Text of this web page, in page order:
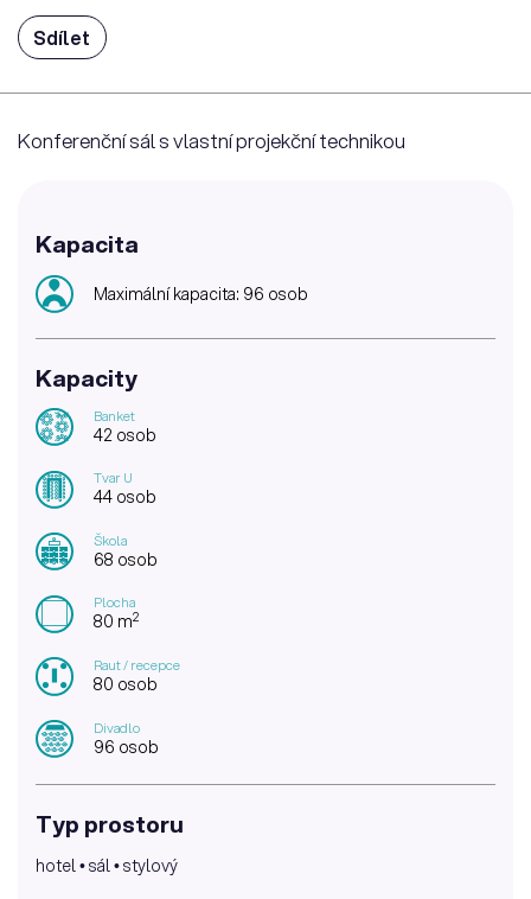
Sdílet
Konferenční sál s vlastní projekční technikou
Kapacita
Maximální kapacita: 96 osob
Kapacity
Banket
42 osob
Tvar U
44 osob
Škola
68 osob
Plocha
80 m2
Raut / recepce
80 osob
Divadlo
96 osob
Typ prostoru
hotel • sál • stylový